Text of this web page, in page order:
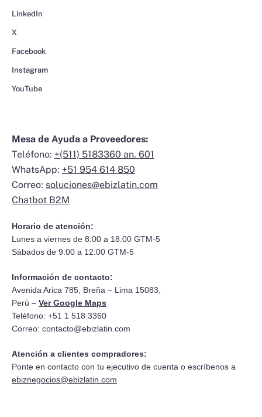
LinkedIn
X
Facebook
Instagram
YouTube
Mesa de Ayuda a Proveedores:
Teléfono: +(511) 5183360 an. 601
WhatsApp: +51 954 614 850
Correo: soluciones@ebizlatin.com
Chatbot B2M
Horario de atención:
Lunes a viernes de 8:00 a 18:00 GTM-5
Sábados de 9:00 a 12:00 GTM-5
Información de contacto:
Avenida Arica 785, Breña – Lima 15083,
Perú – Ver Google Maps
Teléfono: +51 1 518 3360
Correo: contacto@ebizlatin.com
Atención a clientes compradores:
Ponte en contacto con tu ejecutivo de cuenta o escríbenos a
ebiznegocios@ebizlatin.com